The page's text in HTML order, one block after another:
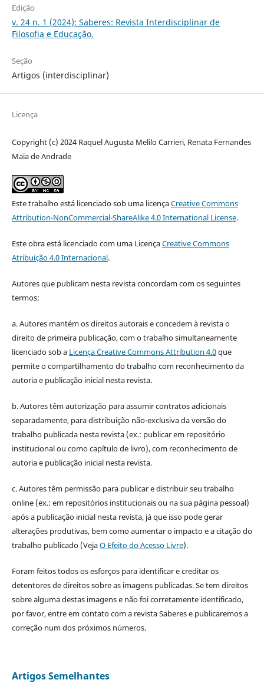
Edição
v. 24 n. 1 (2024): Saberes: Revista Interdisciplinar de
Filosofia e Educação.
Seção
Artigos (interdisciplinar)
Licença
Copyright (c) 2024 Raquel Augusta Melilo Carrieri, Renata Fernandes
Maia de Andrade
Este trabalho está licenciado sob uma licençaCreative Commons
Attribution-NonCommercial-ShareAlike 4.0 International License.
Este obra está licenciado com uma LicençaCreative Commons
Atribuição 4.0 Internacional.
Autores que publicam nesta revista concordam com os seguintes
termos:
a. Autores mantém os direitos autorais e concedem à revista o
direito de primeira publicação, com o trabalho simultaneamente
licenciado sob a Licença Creative Commons Attribution 4.0que
permite o compartilhamento do trabalho com reconhecimento da
autoria e publicação inicial nesta revista.
b. Autores têm autorização para assumir contratos adicionais
separadamente, para distribuição não-exclusiva da versão do
trabalho publicada nesta revista (ex.: publicar em repositório
institucional ou como capítulo de livro), com reconhecimento de
autoria e publicação inicial nesta revista.
c. Autores têm permissão para publicar e distribuir seu trabalho
online (ex.: em repositórios institucionais ou na sua página pessoal)
após a publicação inicial nesta revista, já que isso pode gerar
alterações produtivas, bem como aumentar o impacto e a citação do
trabalho publicado (VejaO Efeito do Acesso Livre).
Foram feitos todos os esforços para identificar e creditar os
detentores de direitos sobre as imagens publicadas. Se tem direitos
sobre alguma destas imagens e não foi corretamente identificado,
por favor, entre em contato com a revista Saberes e publicaremos a
correção num dos próximos números.
Artigos Semelhantes